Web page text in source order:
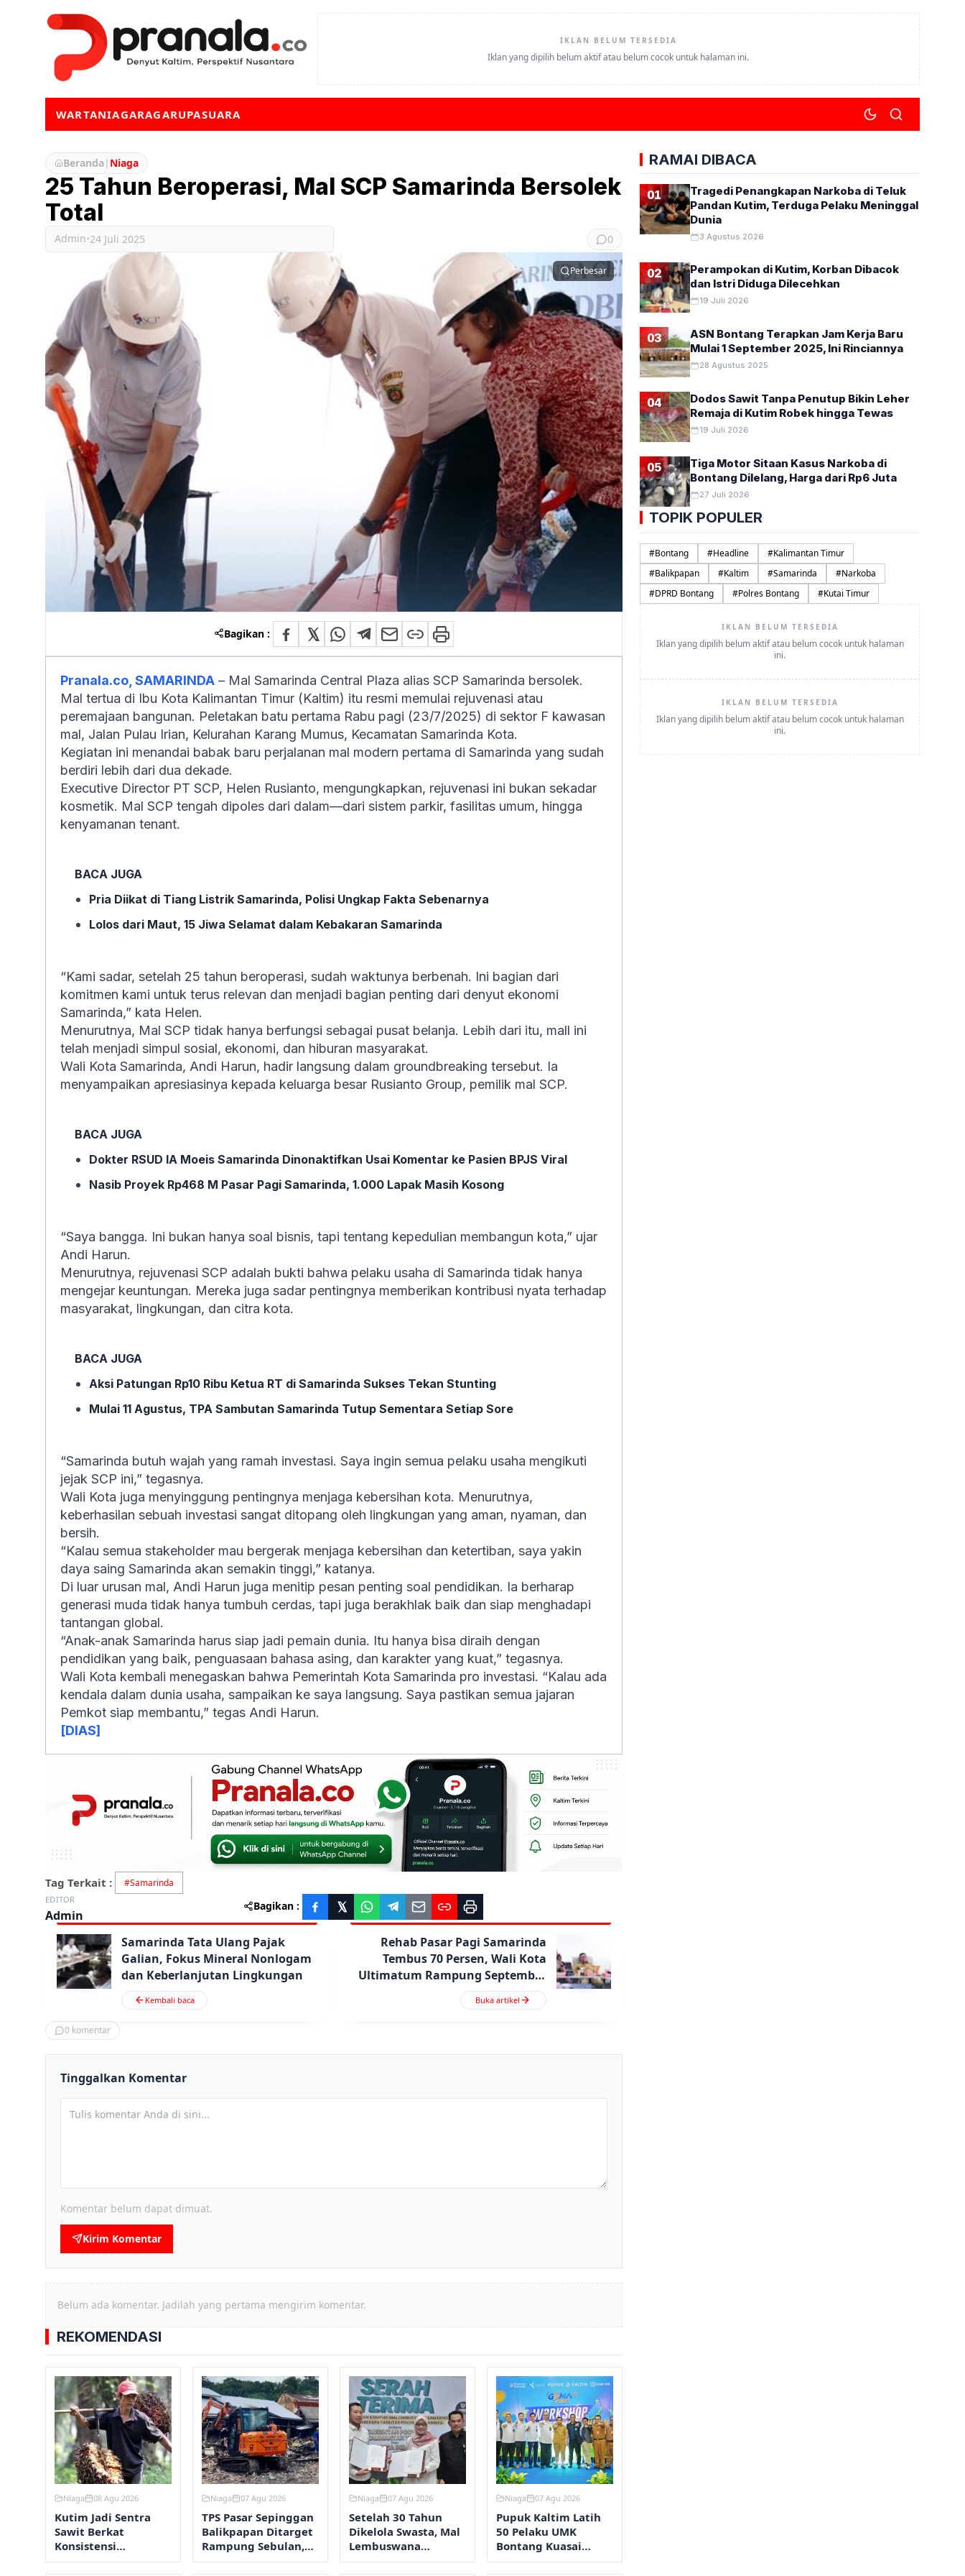
IKLAN BELUM TERSEDIA
Iklan yang dipilih belum aktif atau belum cocok untuk halaman ini.
WARTANIAGARAGARUPASUARA
Beranda| Niaga
25 Tahun Beroperasi, Mal SCP Samarinda Bersolek
Total
Admin•24 Juli 2025 0
Perbesar
Bagikan :
Pranala.co, SAMARINDA – Mal Samarinda Central Plaza alias SCP Samarinda bersolek.
Mal tertua di Ibu Kota Kalimantan Timur (Kaltim) itu resmi memulai rejuvenasi atau
peremajaan bangunan. Peletakan batu pertama Rabu pagi (23/7/2025) di sektor F kawasan
mal, Jalan Pulau Irian, Kelurahan Karang Mumus, Kecamatan Samarinda Kota.
Kegiatan ini menandai babak baru perjalanan mal modern pertama di Samarinda yang sudah
berdiri lebih dari dua dekade.
Executive Director PT SCP, Helen Rusianto, mengungkapkan, rejuvenasi ini bukan sekadar
kosmetik. Mal SCP tengah dipoles dari dalam—dari sistem parkir, fasilitas umum, hingga
kenyamanan tenant.
BACA JUGA
Pria Diikat di Tiang Listrik Samarinda, Polisi Ungkap Fakta Sebenarnya
Lolos dari Maut, 15 Jiwa Selamat dalam Kebakaran Samarinda
“Kami sadar, setelah 25 tahun beroperasi, sudah waktunya berbenah. Ini bagian dari
komitmen kami untuk terus relevan dan menjadi bagian penting dari denyut ekonomi
Samarinda,” kata Helen.
Menurutnya, Mal SCP tidak hanya berfungsi sebagai pusat belanja. Lebih dari itu, mall ini
telah menjadi simpul sosial, ekonomi, dan hiburan masyarakat.
Wali Kota Samarinda, Andi Harun, hadir langsung dalam groundbreaking tersebut. Ia
menyampaikan apresiasinya kepada keluarga besar Rusianto Group, pemilik mal SCP.
BACA JUGA
Dokter RSUD IA Moeis Samarinda Dinonaktifkan Usai Komentar ke Pasien BPJS Viral
Nasib Proyek Rp468 M Pasar Pagi Samarinda, 1.000 Lapak Masih Kosong
“Saya bangga. Ini bukan hanya soal bisnis, tapi tentang kepedulian membangun kota,” ujar
Andi Harun.
Menurutnya, rejuvenasi SCP adalah bukti bahwa pelaku usaha di Samarinda tidak hanya
mengejar keuntungan. Mereka juga sadar pentingnya memberikan kontribusi nyata terhadap
masyarakat, lingkungan, dan citra kota.
BACA JUGA
Aksi Patungan Rp10 Ribu Ketua RT di Samarinda Sukses Tekan Stunting
Mulai 11 Agustus, TPA Sambutan Samarinda Tutup Sementara Setiap Sore
“Samarinda butuh wajah yang ramah investasi. Saya ingin semua pelaku usaha mengikuti
jejak SCP ini,” tegasnya.
Wali Kota juga menyinggung pentingnya menjaga kebersihan kota. Menurutnya,
keberhasilan sebuah investasi sangat ditopang oleh lingkungan yang aman, nyaman, dan
bersih.
“Kalau semua stakeholder mau bergerak menjaga kebersihan dan ketertiban, saya yakin
daya saing Samarinda akan semakin tinggi,” katanya.
Di luar urusan mal, Andi Harun juga menitip pesan penting soal pendidikan. Ia berharap
generasi muda tidak hanya tumbuh cerdas, tapi juga berakhlak baik dan siap menghadapi
tantangan global.
“Anak-anak Samarinda harus siap jadi pemain dunia. Itu hanya bisa diraih dengan
pendidikan yang baik, penguasaan bahasa asing, dan karakter yang kuat,” tegasnya.
Wali Kota kembali menegaskan bahwa Pemerintah Kota Samarinda pro investasi. “Kalau ada
kendala dalam dunia usaha, sampaikan ke saya langsung. Saya pastikan semua jajaran
Pemkot siap membantu,” tegas Andi Harun.
[DIAS]
Tag Terkait : #Samarinda
EDITOR
Admin
Bagikan :
Samarinda Tata Ulang Pajak
Galian, Fokus Mineral Nonlogam
dan Keberlanjutan Lingkungan
Kembali baca
Rehab Pasar Pagi Samarinda
Tembus 70 Persen, Wali Kota
Ultimatum Rampung September
2025
Buka artikel
0 komentar
Tinggalkan Komentar
Komentar belum dapat dimuat.
Kirim Komentar
Belum ada komentar. Jadilah yang pertama mengirim komentar.
REKOMENDASI
Niaga 08 Agu 2026
Kutim Jadi Sentra
Sawit Berkat
Konsistensi
Pembangunan sejak
Niaga 07 Agu 2026
TPS Pasar Sepinggan
Balikpapan Ditarget
Rampung Sebulan,
119 Pedagang Segera
Niaga 07 Agu 2026
Setelah 30 Tahun
Dikelola Swasta, Mal
Lembuswana
Kembali ke Pemprov
Niaga 07 Agu 2026
Pupuk Kaltim Latih
50 Pelaku UMK
Bontang Kuasai
Manajemen
RAMAI DIBACA
01
Tragedi Penangkapan Narkoba di Teluk
Pandan Kutim, Terduga Pelaku Meninggal
Dunia
3 Agustus 2026
02
Perampokan di Kutim, Korban Dibacok
dan Istri Diduga Dilecehkan
19 Juli 2026
03
ASN Bontang Terapkan Jam Kerja Baru
Mulai 1 September 2025, Ini Rinciannya
28 Agustus 2025
04
Dodos Sawit Tanpa Penutup Bikin Leher
Remaja di Kutim Robek hingga Tewas
19 Juli 2026
05
Tiga Motor Sitaan Kasus Narkoba di
Bontang Dilelang, Harga dari Rp6 Juta
27 Juli 2026
TOPIK POPULER
#Bontang #Headline #Kalimantan Timur
#Balikpapan #Kaltim #Samarinda #Narkoba
#DPRD Bontang #Polres Bontang #Kutai Timur
IKLAN BELUM TERSEDIA
Iklan yang dipilih belum aktif atau belum cocok untuk halaman
ini.
IKLAN BELUM TERSEDIA
Iklan yang dipilih belum aktif atau belum cocok untuk halaman
ini.